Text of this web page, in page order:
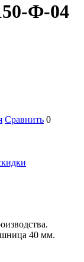
Ф-04
Сравнить 0
40 мм.